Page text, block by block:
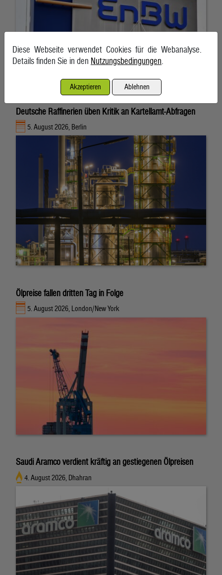
Deutsche Raffinerien üben Kritik an Kartellamt-Abfragen
5. August 2026, Berlin
Ölpreise fallen dritten Tag in Folge
5. August 2026, London/New York
Saudi Aramco verdient kräftig an gestiegenen Ölpreisen
4. August 2026, Dhahran
Diese Webseite verwendet Cookies für die Webanalyse.
Details finden Sie in den Nutzungsbedingungen.
Akzeptieren Ablehnen